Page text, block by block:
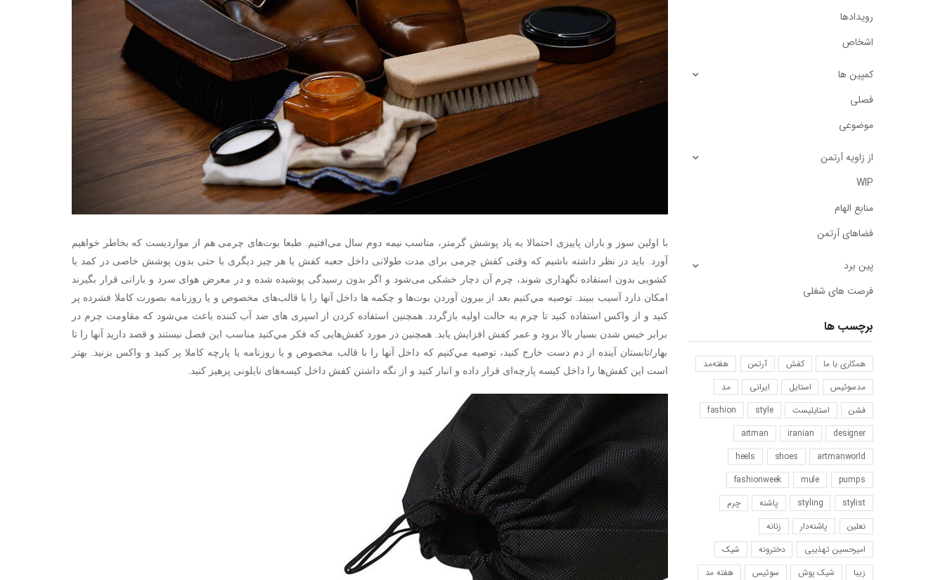
رویدادها
اشخاص
کمپین ها
فصلی
موضوعی
از زاویه آرتمن
WIP
منابع الهام
فضاهای آرتمن
پین برد
فرصت های شغلی
برچسب ها
همکاری با ما کفش آرتمن
هفته‌مد
مد‌سوئیس
استایل ایرانی
مد
فشن
استایلیست style
fashion
designer
iranian
artman
artmanworld
shoes
heels
pumps
mule
fashionweek
stylist
styling پاشنه
چرم
نعلین
پاشنه‌دار
زنانه
امیرحسین‌ تهذیبی
دخترونه
شیک
زیبا
شیک پوش سوئیس
هفته مد
با اولين سوز و باران پاييزى احتمالا به ياد پوشش گرمتر، مناسب نيمه دوم سال مى‌افتيم. طبعا بوت‌هاى چرمى هم از مواردیست كه بخاطر خواهيم
آورد. بايد در نظر داشته باشيم كه وقتى كفش چرمى براى مدت طولانى داخل جعبه كفش يا هر چيز ديگرى يا حتى بدون پوشش خاصى در كمد يا
كشويى بدون استفاده نگهدارى شوند، چرم آن دچار خشكى مى‌شود و اگر بدون رسيدگى پوشيده شده و در معرض هواى سرد و بارانى قرار بگيرند
امكان دارد آسيب ببيند. توصيه مي‌كنيم بعد از بيرون آوردن بوت‌ها و چكمه ها داخل آنها را با قالب‌هاى مخصوص و يا روزنامه بصورت كاملا فشرده پر
كنيد و از واكس استفاده كنيد تا چرم به حالت اوليه بازگردد. همچنين استفاده كردن از اسپرى هاى ضد آب كننده باعث مي‌شود كه مقاومت چرم در
برابر خيس شدن بسيار بالا برود و عمر كفش افزايش يابد. همچنين در مورد كفش‌هايى كه فكر مي‌كنيد مناسب اين فصل نيستند و قصد داريد آنها را تا
بهار/تابستان آينده از دم دست خارج كنيد، توصيه مي‌كنيم كه داخل آنها را با قالب مخصوص و يا روزنامه يا پارچه كاملا پر كنيد و واكس بزنيد. بهتر
است اين كفش‌ها را داخل كيسه پارچه‌اى قرار داده و انبار كنيد و از نگه داشتن كفش داخل كيسه‌هاى نايلونى پرهيز كنيد.